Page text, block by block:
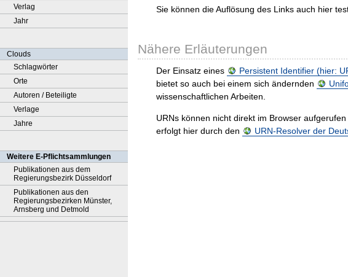
Verlag
Jahr
Clouds
Schlagwörter
Orte
Autoren / Beteiligte
Verlage
Jahre
Weitere E-Pflichtsammlungen
Publikationen aus dem
Regierungsbezirk Düsseldorf
Publikationen aus den
Regierungsbezirken Münster,
Arnsberg und Detmold
Sie können die Auflösung des Links auch hier
Nähere Erläuterungen
Der Einsatz eines Persistent Identifier (hier:
bietet so auch bei einem sich ändernden
wissenschaftlichen Arbeiten.
URNs können nicht direkt im Browser
erfolgt hier durch den
URN-Resolver der